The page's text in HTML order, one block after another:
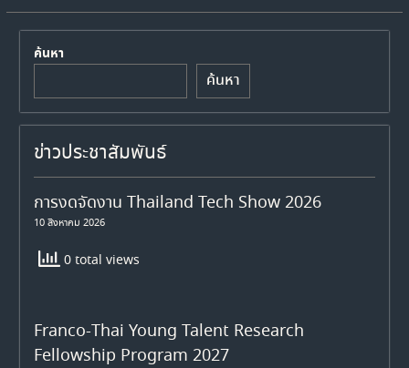
ค้นหา
ค้นหา
ข่าวประชาสัมพันธ์
การงดจัดงาน Thailand Tech Show 2026
10 สิงหาคม 2026
0 total views
Franco-Thai Young Talent Research
Fellowship Program 2027